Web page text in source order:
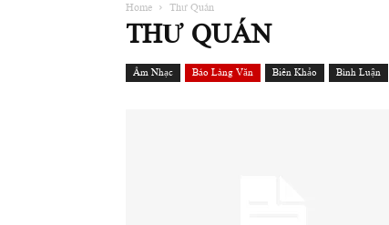
Home Thư Quán
THƯ QUÁN
Âm Nhạc Báo Làng Văn Biên Khảo Bình Luận